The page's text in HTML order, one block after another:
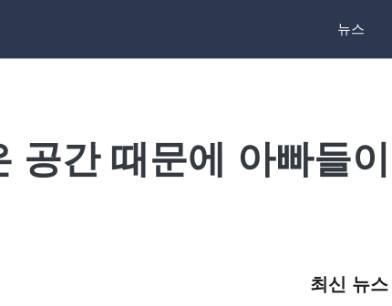
뉴스
공간 때문에 아빠들
최신 뉴스